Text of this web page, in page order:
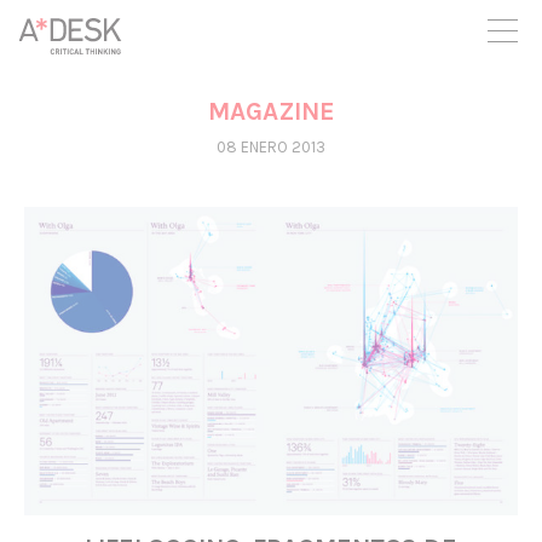
crees también en A*DESK seguimos necesitándote para poder
seguir adelante. Ahora puedes participar del proyecto y
apoyarlo.
MAGAZINE
08 ENERO 2013